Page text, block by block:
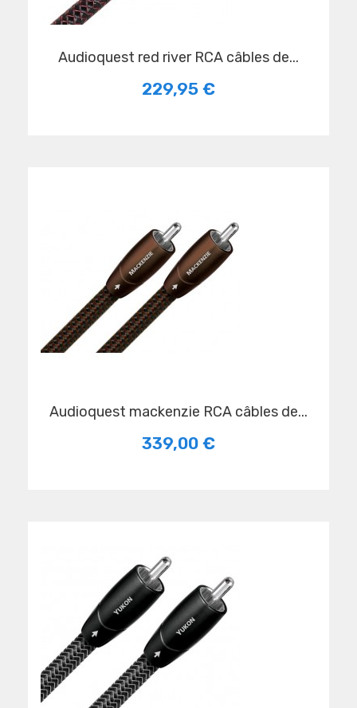
audioquest red river RCA câbles de...
229,95 €
audioquest mackenzie RCA câbles de...
339,00 €